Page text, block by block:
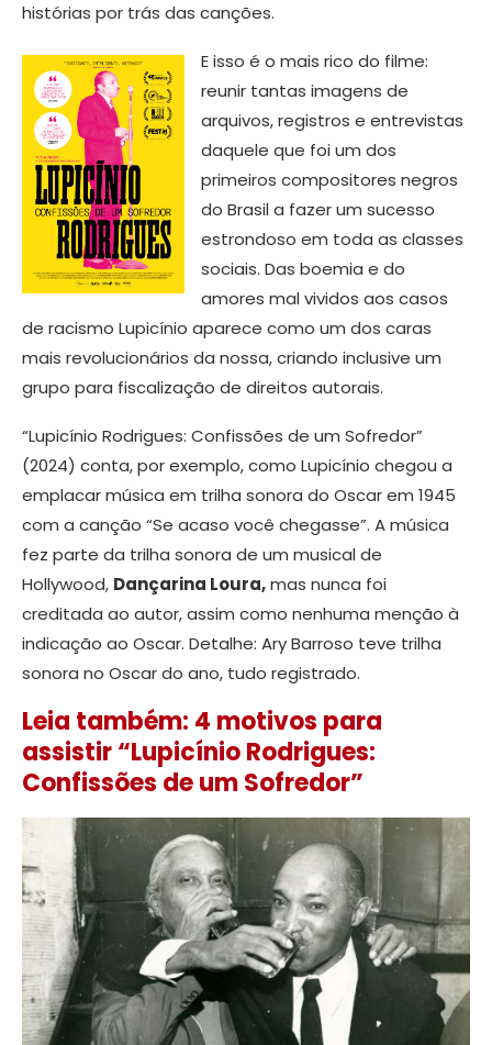
histórias por trás das canções.
E isso é o mais rico do filme:
reunir tantas imagens de
arquivos, registros e entrevistas
daquele que foi um dos
primeiros compositores negros
do Brasil a fazer um sucesso
estrondoso em toda as classes
sociais. Das boemia e do
amores mal vividos aos casos
de racismo Lupicínio aparece como um dos caras
mais revolucionários da nossa, criando inclusive um
grupo para fiscalização de direitos autorais.
“Lupicínio Rodrigues: Confissões de um Sofredor”
(2024) conta, por exemplo, como Lupicínio chegou a
emplacar música em trilha sonora do Oscar em 1945
com a canção “Se acaso você chegasse”. A música
fez parte da trilha sonora de um musical de
Hollywood, Dançarina Loura,mas nunca foi
creditada ao autor, assim como nenhuma menção à
indicação ao Oscar. Detalhe: Ary Barroso teve trilha
sonora no Oscar do ano, tudo registrado.
Leia também: 4 motivos para
assistir “Lupicínio Rodrigues:
Confissões de um Sofredor”